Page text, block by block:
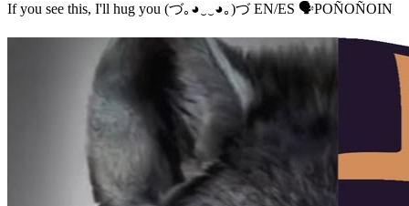
If you see this, I'll hug you (⁠づ⁠｡⁠◕⁠‿⁠‿⁠◕⁠｡⁠)⁠づ EN/ES 🗣️POÑOÑOIN